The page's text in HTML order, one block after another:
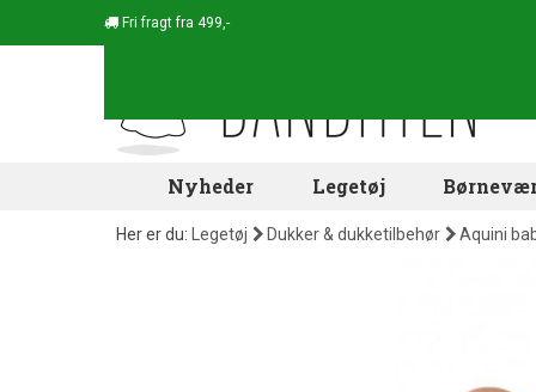
Fri fragt fra 499,-
Nyheder Legetøj
Her er du: Legetøj Dukker & dukketilbehør Aquini